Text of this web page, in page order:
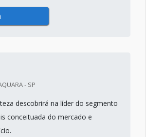
- SP
descobrirá na líder do segmento
conceituada do mercado e